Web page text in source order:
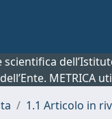
scientifica
1.1 Articolo in